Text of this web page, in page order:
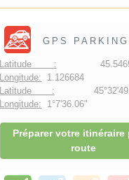
GPS PARKING
Latitude :
Longitude: 1.126684
Latitude :
Longitude: 1°7'36.06"
Préparer votre itinéraire
route